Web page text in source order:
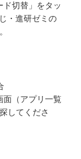
切替」をタッ
・進研ゼミの
面（アプリ一覧
してくださ